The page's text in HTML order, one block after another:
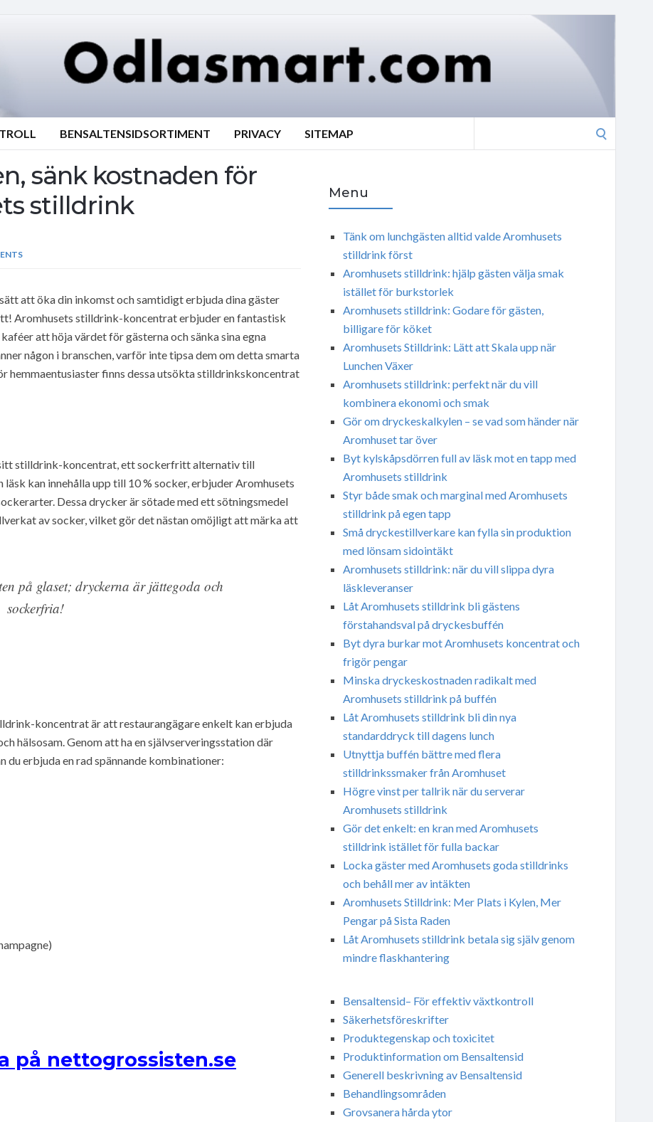
BENSALTENSIDSORTIMENT PRIVACY SITEMAP
sänk kostnaden för
stilldrink
att öka din inkomst och samtidigt erbjuda dina gäster
Aromhusets stilldrink-koncentrat erbjuder en fantastisk
att höja värdet för gästerna och sänka sina egna
någon i branschen, varför inte tipsa dem om detta smarta
hemmaentusiaster finns dessa utsökta stilldrinkskoncentrat
stilldrink-koncentrat, ett sockerfritt alternativ till
kan innehålla upp till 10 % socker, erbjuder Aromhusets
Dessa drycker är sötade med ett sötningsmedel
av socker, vilket gör det nästan omöjligt att märka att
på glaset; dryckerna är jättegoda och
sockerfria!
koncentrat är att restaurangägare enkelt kan erbjuda
hälsosam. Genom att ha en självserveringsstation där
du erbjuda en rad spännande kombinationer:
på nettogrossisten.se
Menu
Tänk om lunchgästen alltid valde Aromhusets
stilldrink först
Aromhusets stilldrink: hjälp gästen välja smak
istället för burkstorlek
Aromhusets stilldrink: Godare för gästen,
billigare för köket
Aromhusets Stilldrink: Lätt att Skala upp när
Lunchen Växer
Aromhusets stilldrink: perfekt när du vill
kombinera ekonomi och smak
Gör om dryckeskalkylen – se vad som händer när
Aromhuset tar över
Byt kylskåpsdörren full av läsk mot en tapp med
Aromhusets stilldrink
Styr både smak och marginal med Aromhusets
stilldrink på egen tapp
Små dryckestillverkare kan fylla sin produktion
med lönsam sidointäkt
Aromhusets stilldrink: när du vill slippa dyra
läskleveranser
Låt Aromhusets stilldrink bli gästens
förstahandsval på dryckesbuffén
Byt dyra burkar mot Aromhusets koncentrat och
frigör pengar
Minska dryckeskostnaden radikalt med
Aromhusets stilldrink på buffén
Låt Aromhusets stilldrink bli din nya
standarddryck till dagens lunch
Utnyttja buffén bättre med flera
stilldrinkssmaker från Aromhuset
Högre vinst per tallrik när du serverar
Aromhusets stilldrink
Gör det enkelt: en kran med Aromhusets
stilldrink istället för fulla backar
Locka gäster med Aromhusets goda stilldrinks
och behåll mer av intäkten
Aromhusets Stilldrink: Mer Plats i Kylen, Mer
Pengar på Sista Raden
Låt Aromhusets stilldrink betala sig själv genom
mindre flaskhantering
Bensaltensid– För effektiv växtkontroll
Säkerhetsföreskrifter
Produktegenskap och toxicitet
Produktinformation om Bensaltensid
Generell beskrivning av Bensaltensid
Behandlingsområden
Grovsanera hårda ytor